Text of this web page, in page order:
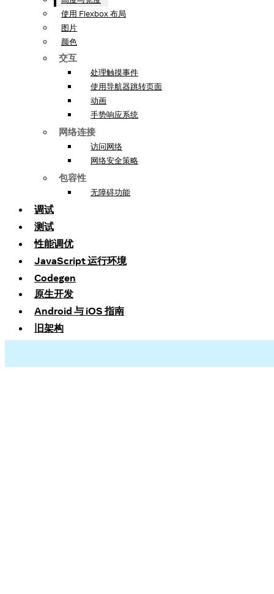
使用 Flexbox 布局
图片
颜色
交互
处理触摸事件
使用导航器跳转页面
动画
手势响应系统
网络连接
访问网络
网络安全策略
包容性
无障碍功能
调试
测试
性能调优
JavaScript 运行环境
Codegen
原生开发
Android 与 iOS 指南
旧架构